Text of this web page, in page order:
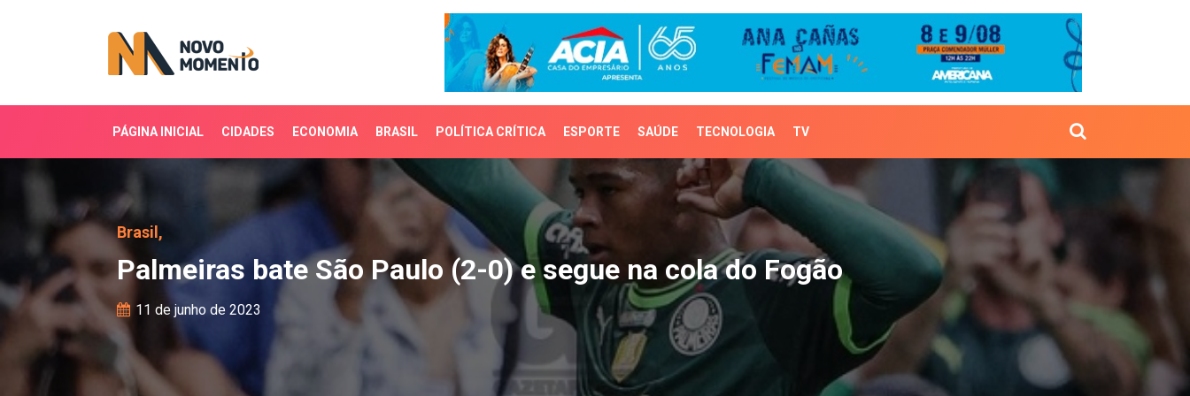
PÁGINA INICIAL CIDADES ECONOMIA BRASIL POLÍTICA CRÍTICA ESPORTE SAÚDE TECNOLOGIA TV
Palmeiras bate São Paulo (2-0) e segue na cola do Fogão
Brasil,
Palmeiras bate São Paulo (2-0) e segue na cola do Fogão
11 de junho de 2023